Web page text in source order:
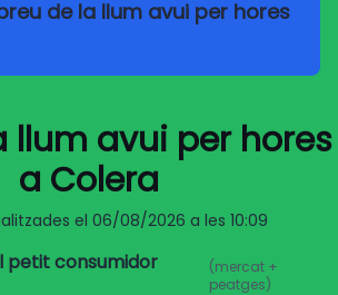
de la llum avui per hores
llum avui per hores
a Colera
el 06/08/2026 a les 10:09
petit consumidor
(mercat +
peatges)